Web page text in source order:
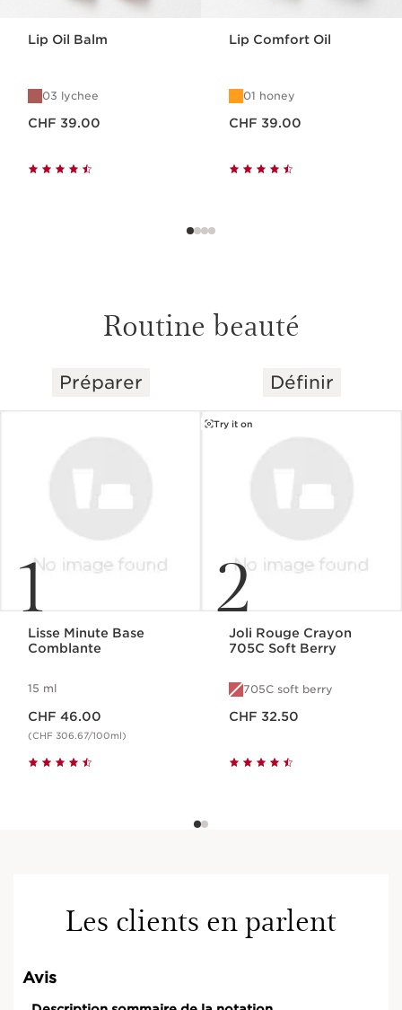
Lip Oil Balm
03 lychee
CHF 39.00
Lip Comfort Oil
01 honey
CHF 39.00
Routine beauté
ALLER AU CONTENU
Préparer
1
Lisse Minute Base
Comblante
15 ml
CHF 46.00
(CHF 306.67/100ml)
Définir
2
Try it on
Joli Rouge Crayon
705C Soft Berry
705C soft berry
CHF 32.50
Les clients en parlent